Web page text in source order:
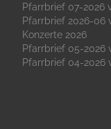
Pfarrbrief 07-2026
Pfarrbrief 2026-06
Konzerte 2026
Pfarrbrief 05-2026
Pfarrbrief 04-2026